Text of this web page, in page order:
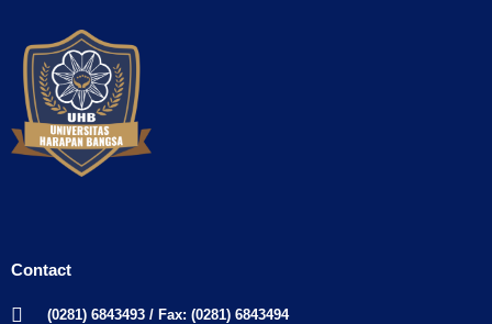
Contact
(0281) 6843493 / Fax: (0281) 6843494